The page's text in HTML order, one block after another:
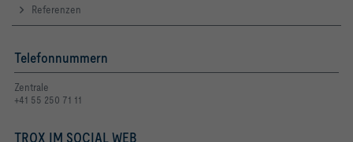
Referenzen
Telefonnummern
Zentrale
+41 55 250 71 11
TROX IM SOCIAL WEB